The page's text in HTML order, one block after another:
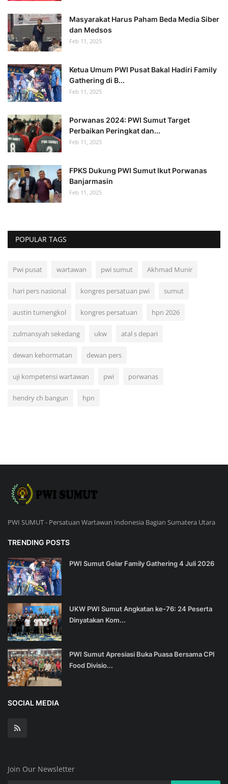
Masyarakat Harus Paham Beda Media Siber
dan Medsos
Feb 11, 2025
Ketua Umum PWI Pusat Bakal Hadiri Family
Gathering di B...
Feb 11, 2025
Porwanas 2024: PWI Sumut Target
Perbaikan Peringkat dan...
Feb 11, 2025
FPKS Dukung PWI Sumut Ikut Porwanas
Banjarmasin
Feb 11, 2025
POPULAR TAGS
Pwi pusat wartawan pwi sumut Akhmad Munir
hari pers nasional kongres persatuan pwi sumut
austin tumengkol kongres persatuan hpn 2026
zulmansyah sekedang ukw atal s depari
dewan kehormatan dewan pers
uji kompetensi wartawan pwi porwanas
hendry ch bangun hpn
PWI SUMUT - Persatuan Wartawan Indonesia Bagian Sumatera Utara
TRENDING POSTS
PWI Sumut Gelar Family Gathering 4 Juli 2026
UKW PWI Sumut Angkatan ke-76: 24 Peserta
Dinyatakan Kom...
PWI Sumut Apresiasi Buka Puasa Bersama CPI
Food Divisio...
SOCIAL MEDIA
Join Our Newsletter